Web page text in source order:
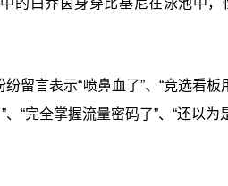
的白乔茵身穿比基尼在泳池中
言表示“喷鼻血了”、“竞选看板
“完全掌握流量密码了”、“还以为